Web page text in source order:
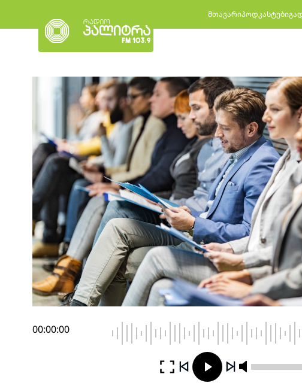
მთავარიპოდკასტები
00:00:00